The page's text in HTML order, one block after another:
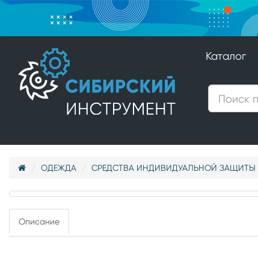
Каталог
ОДЕЖДА СРЕДСТВА ИНДИВИДУАЛЬНОЙ ЗАЩИТЫ
Описание